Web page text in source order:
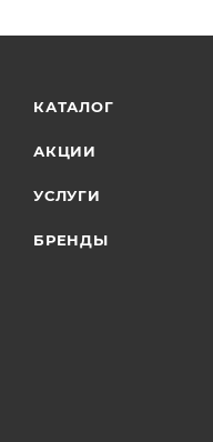
КАТАЛОГ
АКЦИИ
УСЛУГИ
БРЕНДЫ